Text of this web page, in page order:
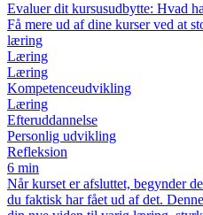
Evaluer dit kursusudbytte: Hvad
Få mere ud af dine kurser ved at
læring
Læring
Læring
Kompetenceudvikling
Læring
Efteruddannelse
Personlig udvikling
Refleksion
6 min
Når kurset er afsluttet, begynder
du faktisk har fået ud af det.